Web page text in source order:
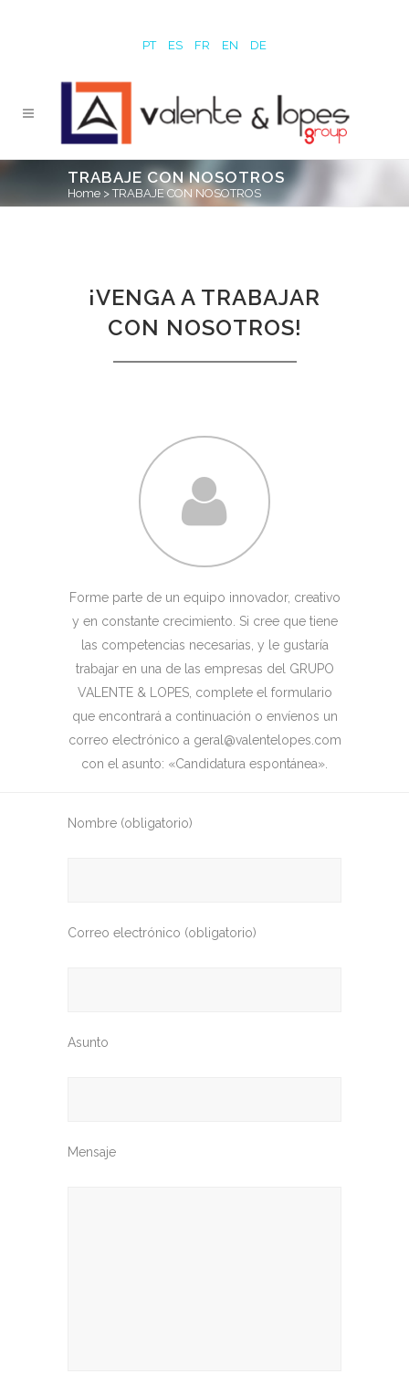
PT ES FR EN DE
TRABAJE CON NOSOTROS
Home >TRABAJE CON NOSOTROS
¡VENGA A TRABAJAR
CON NOSOTROS!
Forme parte de un equipo innovador, creativo
y en constante crecimiento. Si cree que tiene
las competencias necesarias, y le gustaría
trabajar en una de las empresas del GRUPO
VALENTE & LOPES, complete el formulario
que encontrará a continuación o envíenos un
correo electrónico a geral@valentelopes.com
con el asunto: «Candidatura espontánea».
Nombre (obligatorio)
Correo electrónico (obligatorio)
Asunto
Mensaje